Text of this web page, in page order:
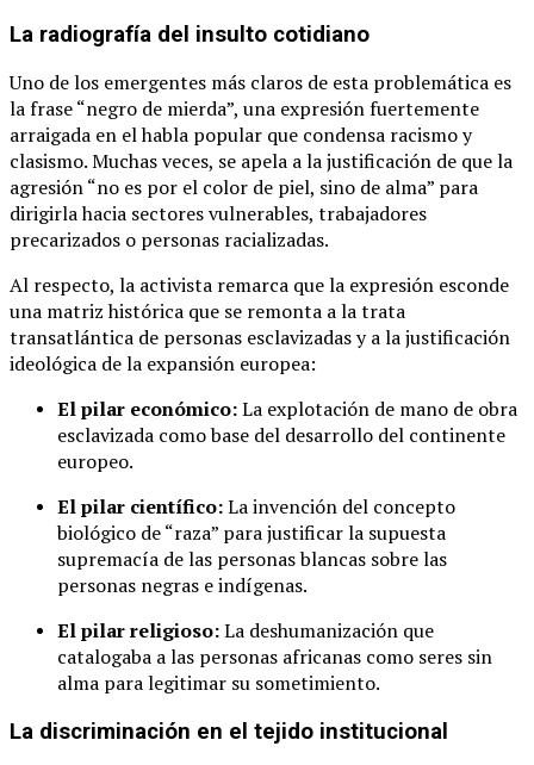
La radiografía del insulto cotidiano
Uno de los emergentes más claros de esta problemática es
la frase “negro de mierda”, una expresión fuertemente
arraigada en el habla popular que condensa racismo y
clasismo. Muchas veces, se apela a la justificación de que la
agresión “no es por el color de piel, sino de alma” para
dirigirla hacia sectores vulnerables, trabajadores
precarizados o personas racializadas.
Al respecto, la activista remarca que la expresión esconde
una matriz histórica que se remonta a la trata
transatlántica de personas esclavizadas y a la justificación
ideológica de la expansión europea:
El pilar económico:La explotación de mano de obra
esclavizada como base del desarrollo del continente
europeo.
El pilar científico:La invención del concepto
biológico de “raza” para justificar la supuesta
supremacía de las personas blancas sobre las
personas negras e indígenas.
El pilar religioso:La deshumanización que
catalogaba a las personas africanas como seres sin
alma para legitimar su sometimiento.
La discriminación en el tejido institucional